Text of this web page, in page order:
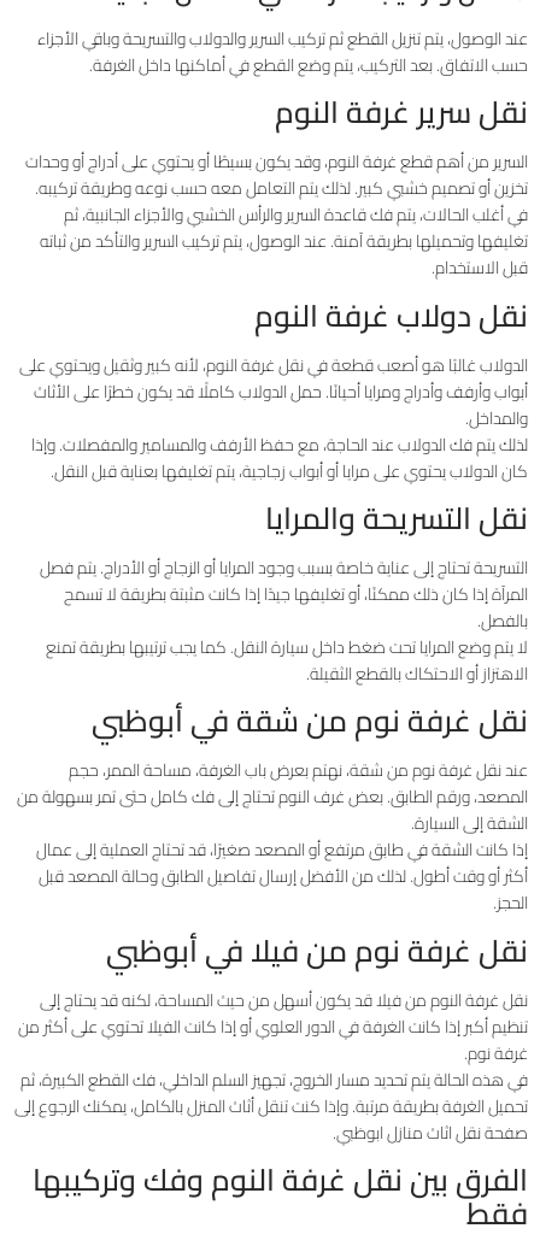
عند الوصول، يتم تنزيل القطع ثم تركيب السرير والدولاب والتسريحة وباقي الأجزاء
حسب الاتفاق. بعد التركيب، يتم وضع القطع في أماكنها داخل الغرفة.
نقل سرير غرفة النوم
السرير من أهم قطع غرفة النوم، وقد يكون بسيطًا أو يحتوي على أدراج أو وحدات
تخزين أو تصميم خشبي كبير. لذلك يتم التعامل معه حسب نوعه وطريقة تركيبه.
في أغلب الحالات، يتم فك قاعدة السرير والرأس الخشبي والأجزاء الجانبية، ثم
تغليفها وتحميلها بطريقة آمنة. عند الوصول، يتم تركيب السرير والتأكد من ثباته
قبل الاستخدام.
نقل دولاب غرفة النوم
الدولاب غالبًا هو أصعب قطعة في نقل غرفة النوم، لأنه كبير وثقيل ويحتوي على
أبواب وأرفف وأدراج ومرايا أحيانًا. حمل الدولاب كاملًا قد يكون خطرًا على الأثاث
والمداخل.
لذلك يتم فك الدولاب عند الحاجة، مع حفظ الأرفف والمسامير والمفصلات. وإذا
كان الدولاب يحتوي على مرايا أو أبواب زجاجية، يتم تغليفها بعناية قبل النقل.
نقل التسريحة والمرايا
التسريحة تحتاج إلى عناية خاصة بسبب وجود المرايا أو الزجاج أو الأدراج. يتم فصل
المرآة إذا كان ذلك ممكنًا، أو تغليفها جيدًا إذا كانت مثبتة بطريقة لا تسمح
بالفصل.
لا يتم وضع المرايا تحت ضغط داخل سيارة النقل. كما يجب ترتيبها بطريقة تمنع
الاهتزاز أو الاحتكاك بالقطع الثقيلة.
نقل غرفة نوم من شقة في أبوظبي
عند نقل غرفة نوم من شقة، نهتم بعرض باب الغرفة، مساحة الممر، حجم
المصعد، ورقم الطابق. بعض غرف النوم تحتاج إلى فك كامل حتى تمر بسهولة من
الشقة إلى السيارة.
إذا كانت الشقة في طابق مرتفع أو المصعد صغيرًا، قد تحتاج العملية إلى عمال
أكثر أو وقت أطول. لذلك من الأفضل إرسال تفاصيل الطابق وحالة المصعد قبل
الحجز.
نقل غرفة نوم من فيلا في أبوظبي
نقل غرفة النوم من فيلا قد يكون أسهل من حيث المساحة، لكنه قد يحتاج إلى
تنظيم أكبر إذا كانت الغرفة في الدور العلوي أو إذا كانت الفيلا تحتوي على أكثر من
غرفة نوم.
في هذه الحالة يتم تحديد مسار الخروج، تجهيز السلم الداخلي، فك القطع الكبيرة، ثم
تحميل الغرفة بطريقة مرتبة. وإذا كنت تنقل أثاث المنزل بالكامل، يمكنك الرجوع إلى
صفحة نقل اثاث منازل ابوظبي.
الفرق بين نقل غرفة النوم وفك وتركيبها
فقط